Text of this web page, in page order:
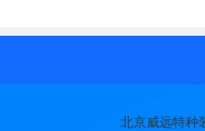
北京威远特种